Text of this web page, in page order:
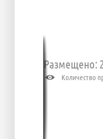
Размещено:
Количество